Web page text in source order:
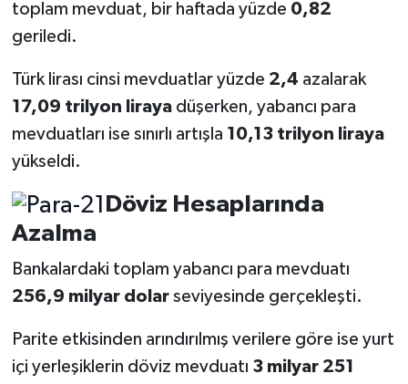
toplam mevduat, bir haftada yüzde 0,82
geriledi.
Türk lirası cinsi mevduatlar yüzde 2,4 azalarak
17,09 trilyon lirayadüşerken, yabancı para
mevduatları ise sınırlı artışla 10,13 trilyon liraya
yükseldi.
Döviz Hesaplarında
Azalma
Bankalardaki toplam yabancı para mevduatı
256,9 milyar dolarseviyesinde gerçekleşti.
Parite etkisinden arındırılmış verilere göre ise yurt
içi yerleşiklerin döviz mevduatı 3 milyar 251